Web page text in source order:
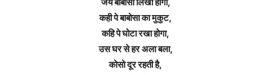
कही पे बाबोसा का मुकुट,
कहि पे घोटा रखा होगा,
उस घर से हर अला बला,
कोसो दूर रहती है,